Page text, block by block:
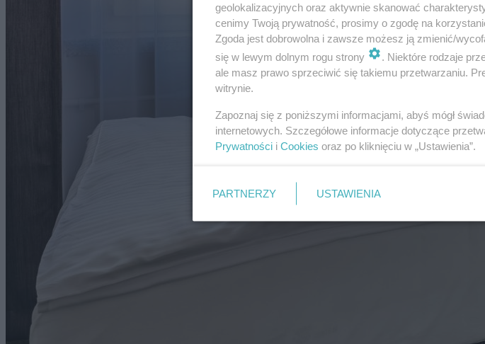
geolokalizacyjnych oraz aktywnie skanować
cenimy Twoją prywatność, prosimy o zgodę na
Zgoda jest dobrowolna i zawsze możesz ją zmienić/
się w lewym dolnym rogu strony
. Niektóre rodzaje
ale masz prawo sprzeciwić się takiemu przetwarzaniu.
witrynie.
Zapoznaj się z poniższymi informacjami, abyś mógł
internetowych. Szczegółowe informacje dotyczące
Prywatności i Cookies oraz po kliknięciu w „Ustawienia”.
PARTNERZY USTAWIENIA